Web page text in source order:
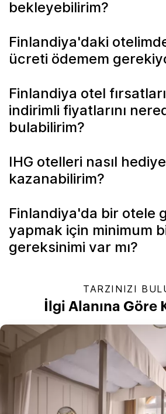
bekleyebilirim?
Finlandiya'daki
ücreti ödemem
Finlandiya otel
indirimli fiyatlarını
bulabilirim?
IHG otelleri nasıl hediye
kazanabilirim?
Finlandiya'da bir otele
yapmak için minimum
gereksinimi var mı?
TARZINIZI
İlgi Alanına Göre